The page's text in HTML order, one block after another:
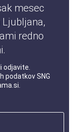
mesec
redno
odjavite.
podatkovSNG